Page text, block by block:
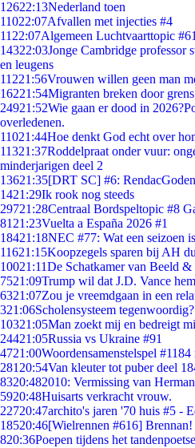
12622:13Nederland toen
11022:07Afvallen met injecties #4
11 22:07Algemeen Luchtvaarttopic #61
14322:03Jonge Cambridge professor
en leugens
11221:56Vrouwen willen geen man
16221:54Migranten breken door
24921:52Wie gaan er dood in
overledenen.
11021:44Hoe denkt God echt over
11321:37Roddelpraat onder vuur:
minderjarigen deel 2
13621:35[DRT SC] #6:
1421:29Ik rook nog steeds
29721:28Centraal Bordspeltopic #8
81 21:23Vuelta a España 2026 #1
18421:18NEC #77: Wat een seizoen
11621:15Koopzegels sparen bij AH
10021:11De Schatkamer van Beeld
7521:09Trump wil dat J.D. Vance
6321:07Zou je vreemdgaan in een
321:06Scholensysteem tegenwoordig?
10321:05Man zoekt mij en bedreigt
24421:05Russia vs Ukraine #91
4721:00Woordensamenstelspel
281 20:54Van kleuter tot puber deel
8320:482010: Vermissing van
5920:48Huisarts verkracht vrouw.
22720:47archito's jaren '70 huis #5 -
18520:46[Wielrennen #616] Brennan!
820:36Poepen tijdens het